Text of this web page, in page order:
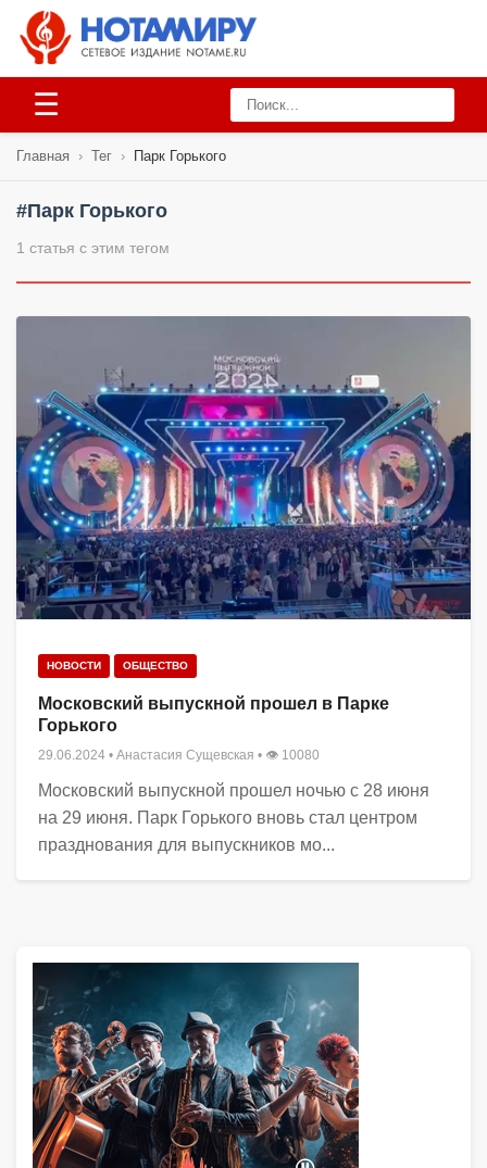
☰
Главная › Тег › Парк Горького
#Парк Горького
1 статья с этим тегом
НОВОСТИ ОБЩЕСТВО
Московский выпускной прошел в Парке
Горького
29.06.2024 • Анастасия Сущевская • 👁 10080
Московский выпускной прошел ночью с 28 июня
на 29 июня. Парк Горького вновь стал центром
празднования для выпускников мо...